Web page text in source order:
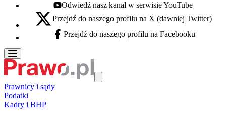
Youtube - otwiera się w nowej karcie
Odwiedź nasz kanał w serwisie YouTube
X - otwiera się w nowej karcie
Przejdź do naszego profilu na X (dawniej Twitter)
Facebook - otwiera się w nowej karcie
Przejdź do naszego profilu na Facebooku
Prawnicy i sądy
Podatki
Kadry i BHP